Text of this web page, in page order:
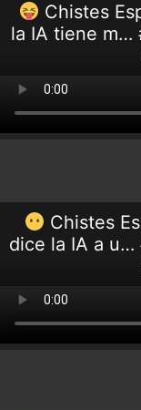
Chistes
la IA tiene m…
Chistes
dice la IA a u…